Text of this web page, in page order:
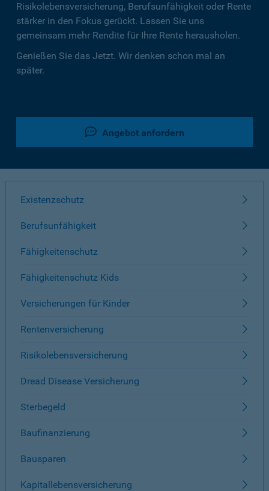
Risikolebensversicherung, Berufsunfähigkeit oder Rente
stärker in den Fokus gerückt. Lassen Sie uns
gemeinsam mehr Rendite für Ihre Rente herausholen.
Genießen Sie das Jetzt. Wir denken schon mal an
später.
Angebot anfordern
Existenzschutz
Berufsunfähigkeit
Fähigkeitenschutz
Fähigkeitenschutz Kids
Versicherungen für Kinder
Rentenversicherung
Risikolebensversicherung
Dread Disease Versicherung
Sterbegeld
Baufinanzierung
Bausparen
Kapitallebensversicherung